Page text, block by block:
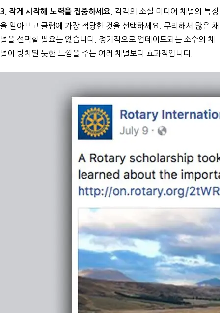
3. 작게 시작해 노력을 집중하세요 . 각각의 소셜 미디어 채널의 특징
을 알아보고 클럽에 가장 적당한 것을 선택하세요. 무리해서 많은 채
널을 선택할 필요는 없습니다. 정기적으로 업데이트되는 소수의 채
널이 방치된 듯한 느낌을 주는 여러 채널보다 효과적입니다.